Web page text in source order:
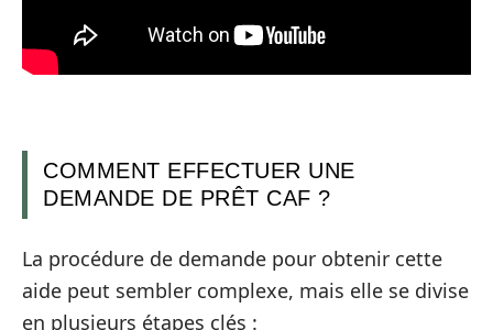
COMMENT EFFECTUER UNE
DEMANDE DE PRÊT CAF ?
La procédure de demande pour obtenir cette
aide peut sembler complexe, mais elle se divise
en plusieurs étapes clés :